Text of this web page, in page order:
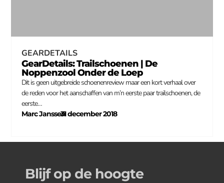
GEARDETAILS
GearDetails: Trailschoenen | De
Noppenzool Onder de Loep
Dit is geen uitgebreide schoenenreview maar een kort verhaal over
de reden voor het aanschaffen van m’n eerste paar trailschoenen, de
eerste…
Marc Janssen
–
31 december 2018
Blijf op de hoogte